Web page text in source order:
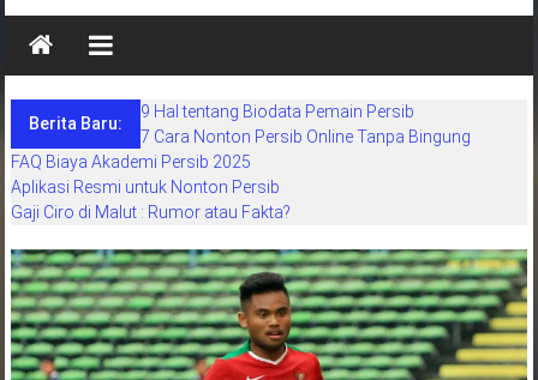
Maung
Persib
situs
berita
khusus
sepakbola
bandung
jawa
barat
indonesia
Berita Baru:
9 Hal tentang Biodata Pemain Persib
7 Cara Nonton Persib Online Tanpa Bingung
FAQ Biaya Akademi Persib 2025
Aplikasi Resmi untuk Nonton Persib
Gaji Ciro di Malut : Rumor atau Fakta?